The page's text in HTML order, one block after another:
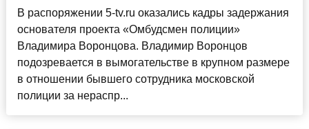
В распоряжении 5-tv.ru оказались кадры задержания
основателя проекта «Омбудсмен полиции»
Владимира Воронцова. Владимир Воронцов
подозревается в вымогательстве в крупном размере
в отношении бывшего сотрудника московской
полиции за нераспр...